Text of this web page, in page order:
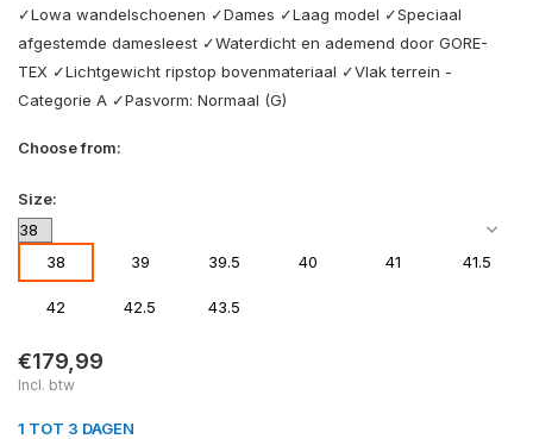
✓Lowa wandelschoenen ✓Dames ✓Laag model ✓Speciaal
afgestemde damesleest ✓Waterdicht en ademend door GORE-
TEX ✓Lichtgewicht ripstop bovenmateriaal ✓Vlak terrein -
Categorie A ✓Pasvorm: Normaal (G)
Choose from:
Size:
38 39 39.5 40 41 41.5
42 42.5 43.5
€179,99
Incl. btw
1 TOT 3 DAGEN